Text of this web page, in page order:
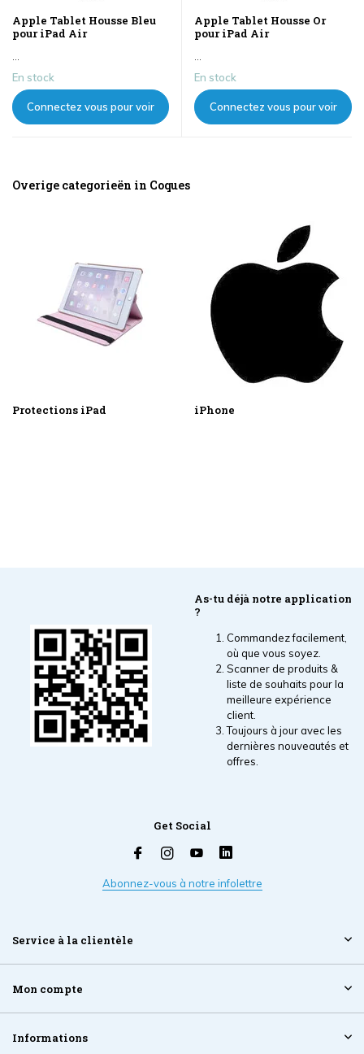
Apple Tablet Housse Bleu
pour iPad Air
En stock
Connectez vous pour voir
Apple Tablet Housse Or
pour iPad Air
...
En stock
Connectez vous pour voir
Overige categorieën in Coques
Protections iPad iPhone
As-tu déjà notre application
?
Commandez facilement,
où que vous soyez.
Scanner de produits &
liste de souhaits pour la
meilleure expérience
client.
Toujours à jour avec les
dernières nouveautés et
offres.
Get Social
Abonnez-vous à notre infolettre
Service à la clientèle
Mon compte
Informations